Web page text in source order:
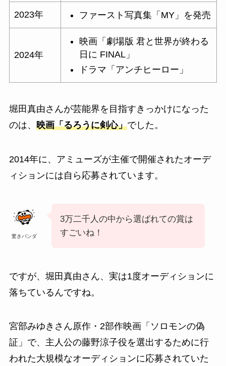
2023年 ファースト写真集「MY」を発売
2024年
映画「劇場版 君と世界が終わる
日に FINAL」
ドラマ「アンチヒーロー」
堀田真由さんが芸能界を目指すきっかけになった
のは、 映画「るろうに剣心」でした。
2014年に、アミューズが主催で開催されたオーデ
ィションには自ら応募されています。
驚きパンダ
3万二千人の中から選ばれての賞は
すごいね！
ですが、堀田真由さん、実は1度オーディションに
落ちているんですね。
宮部みゆきさん原作・2部作映画「ソロモンの偽
証」で、 主人公の藤野涼子役を選出するために行
われた大規模なオーディションに応募されていた